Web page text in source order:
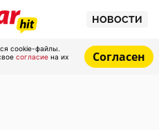
НОВОСТИ
cookie-файлы.
согласие на их
Согласен